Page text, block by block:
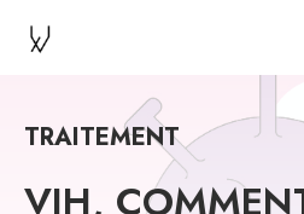
TRAITEMENT
VIH,